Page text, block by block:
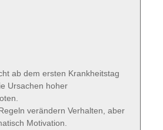
ab dem ersten Krankheitstag
Ursachen hoher
verändern Verhalten, aber
Motivation.